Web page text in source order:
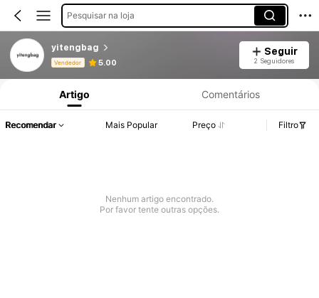
Pesquisar na loja
yitengbag
Vendedor 5.00
Seguir
2 Seguidores
Informações do Produto: Divulgação de Preço, Vendas e Detalhes de Stock.
Artigo Comentários
Recomendar Mais Popular Preço Filtro
Nenhum artigo encontrado.
Por favor tente outras opções.